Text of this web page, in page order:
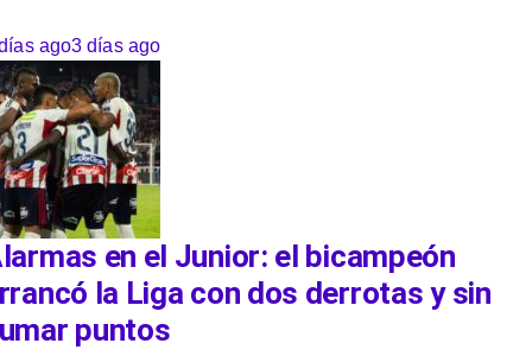
ago3 días ago
en el Junior: el bicampeón
la Liga con dos derrotas y sin
puntos